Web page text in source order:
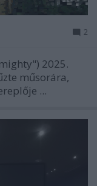
2
2025.
műsorára,
...